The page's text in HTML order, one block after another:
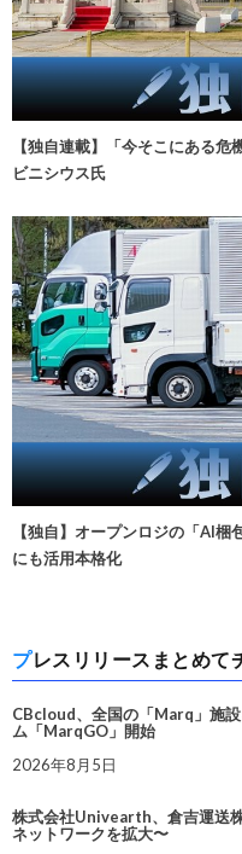
【独自連載】「今そこにある
ビニシウス氏
【独自】オープンロジの「AI
にも活用本格化
プレスリリースまとめて
CBcloud、全国の「Marq」施
ム「MarqGO」開始
2026年8月5日
株式会社Univearth、倉吉運送
ネットワークを拡大〜